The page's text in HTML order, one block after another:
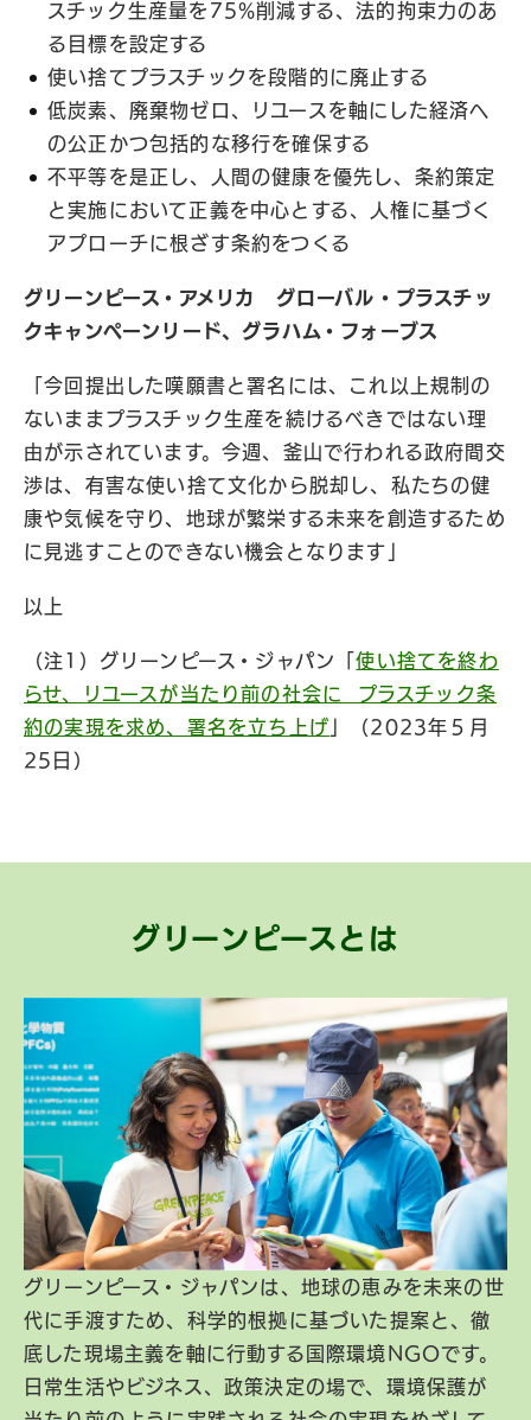
スチック生産量を75%削減する、法的拘束力のあ
る目標を設定する
使い捨てプラスチックを段階的に廃止する
低炭素、廃棄物ゼロ、リユースを軸にした経済へ
の公正かつ包括的な移行を確保する
不平等を是正し、人間の健康を優先し、条約策定
と実施において正義を中心とする、人権に基づく
アプローチに根ざす条約をつくる
グリーンピース ・アメリカ グローバル・プラスチッ
クキャンペーンリード、グラハム・フォーブス
「今回提出した嘆願書と署名には、これ以上規制の
ないままプラスチック生産を続けるべきではない理
由が示されています。今週、釜山で行われる政府間交
渉は、有害な使い捨て文化から脱却し、私たちの健
康や気候を守り、地球が繁栄する未来を創造するため
に見逃すことのできない機会となります」
以上
（注1）グリーンピース・ジャパン「使い捨てを終わ
らせ、リユースが当たり前の社会に プラスチック条
約の実現を求め、署名を立ち上げ 」（2023年５月
25日）
グリーンピースとは
グリーンピース・ジャパンは、地球の恵みを未来の世
代に手渡すため、科学的根拠に基づいた提案と、徹
底した現場主義を軸に行動する国際環境NGOです。
日常生活やビジネス、政策決定の場で、環境保護が